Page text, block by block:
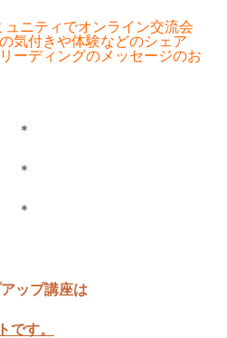
ュニティでオンライン交流会
気付きや体験などのシェア
ーディングのメッセージのお
＊
＊
＊
ップ講座は
です。